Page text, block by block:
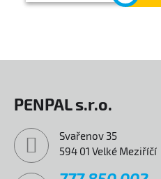
PENPAL s.r.o.
Svařenov 35
594 01 Velké Meziříčí